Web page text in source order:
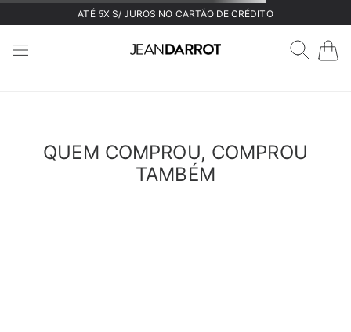
ATÉ 5X S/ JUROS NO CARTÃO DE CRÉDITO
QUEM COMPROU, COMPROU
TAMBÉM